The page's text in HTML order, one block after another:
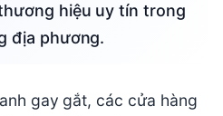
hiệu uy tín trong
địa phương.
gay gắt, các cửa hàng